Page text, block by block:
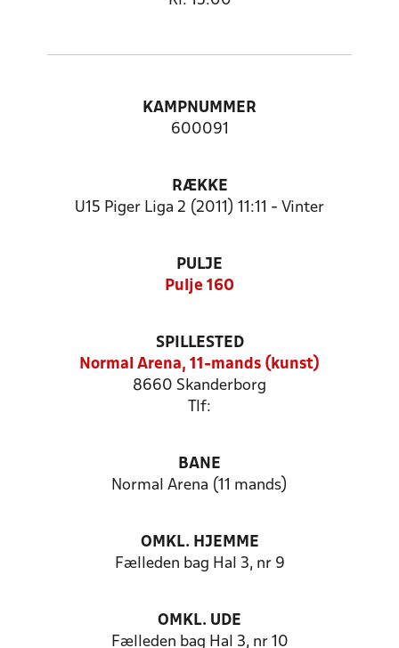
KAMPNUMMER
600091
RÆKKE
U15 Piger Liga 2 (2011) 11:11 - Vinter
PULJE
Pulje 160
SPILLESTED
Normal Arena, 11-mands (kunst)
8660 Skanderborg
Tlf:
BANE
Normal Arena (11 mands)
OMKL. HJEMME
Fælleden bag Hal 3, nr 9
OMKL. UDE
Fælleden bag Hal 3, nr 10